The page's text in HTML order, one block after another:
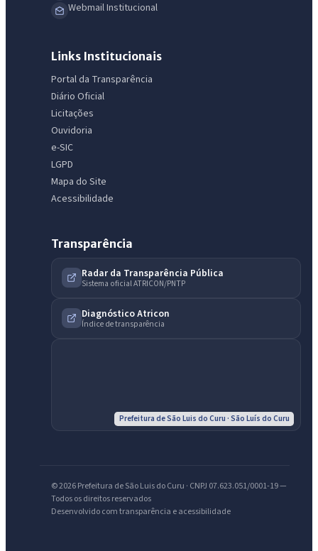
Webmail Institucional
Links Institucionais
Portal da Transparência
Diário Oficial
Licitações
Ouvidoria
e-SIC
LGPD
Mapa do Site
Acessibilidade
Transparência
Radar da Transparência Pública
Sistema oficial ATRICON/PNTP
Diagnóstico Atricon
Índice de transparência
Prefeitura de São Luis do Curu · São Luís do Curu
© 2026 Prefeitura de São Luis do Curu · CNPJ 07.623.051/0001-19 —
Todos os direitos reservados
Desenvolvido com transparência e acessibilidade
Assistente do Portal
licitações, estrutura ou transparência do município.
Licitações abertas Carta de serviços Diário Oficial